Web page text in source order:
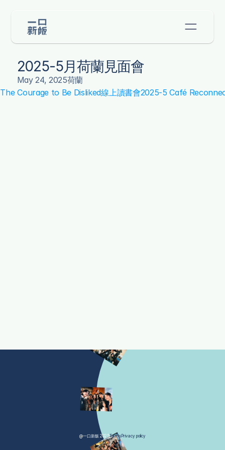
2025-5月荷蘭見面會
May 24, 2025荷蘭
Courage to Be Disliked線上讀書會2025-5 Café
@一口新飯 2025TermsPrivacy policy